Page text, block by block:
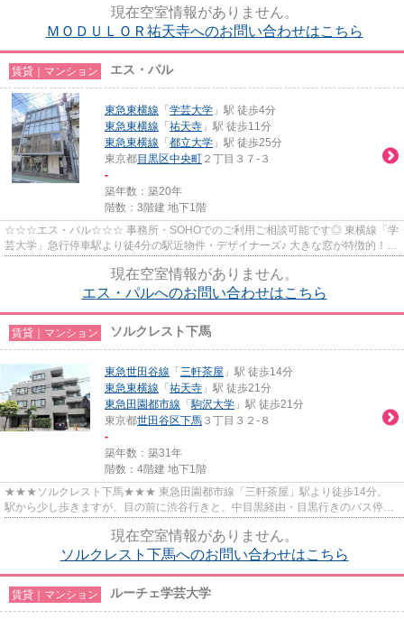
現在空室情報がありません。
ＭＯＤＵＬＯＲ祐天寺へのお問い合わせはこちら
賃貸｜マンション エス・パル
東急東横線 「 学芸大学 」駅 徒歩4分
東急東横線 「 祐天寺 」駅 徒歩11分
東急東横線 「 都立大学 」駅 徒歩25分
東京都目黒区中央町 ２丁目３７-３
-
築年数：築20年
階数：3階建 地下1階
☆☆☆エス・パル☆☆☆ 事務所・SOHOでのご利用ご相談可能です◎ 東横線「学
芸大学」急行停車駅より徒4分の駅近物件・デザイナーズ♪ 大きな窓が特徴的！今
現在空室情報がありません。
エス・パルへのお問い合わせはこちら
賃貸｜マンション ソルクレスト下馬
東急世田谷線 「 三軒茶屋 」駅 徒歩14分
東急東横線 「 祐天寺 」駅 徒歩21分
東急田園都市線 「駒沢大学 」駅 徒歩21分
東京都世田谷区下馬 ３丁目３２-８
-
築年数：築31年
階数：4階建 地下1階
★★★ソルクレスト下馬★★★ 東急田園都市線「三軒茶屋」駅より徒歩14分。
駅から少し歩きますが、目の前に渋谷行きと、中目黒経由・目黒行きのバス停が
現在空室情報がありません。
ソルクレスト下馬へのお問い合わせはこちら
賃貸｜マンション ルーチェ学芸大学